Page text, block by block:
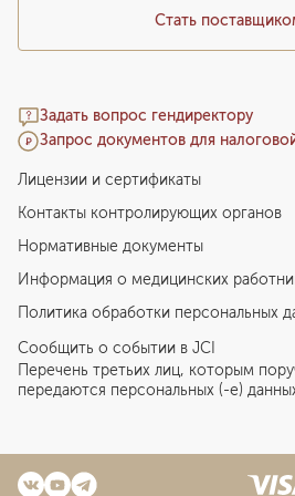
Стать
Задать вопрос гендиректору
Запрос документов для
Лицензии и сертификаты
Контакты контролирующих органов
Нормативные документы
Информация о медицинских
Политика обработки персональных
Сообщить о событии в JCI
Перечень третьих лиц, которым
передаются персональных (-е)